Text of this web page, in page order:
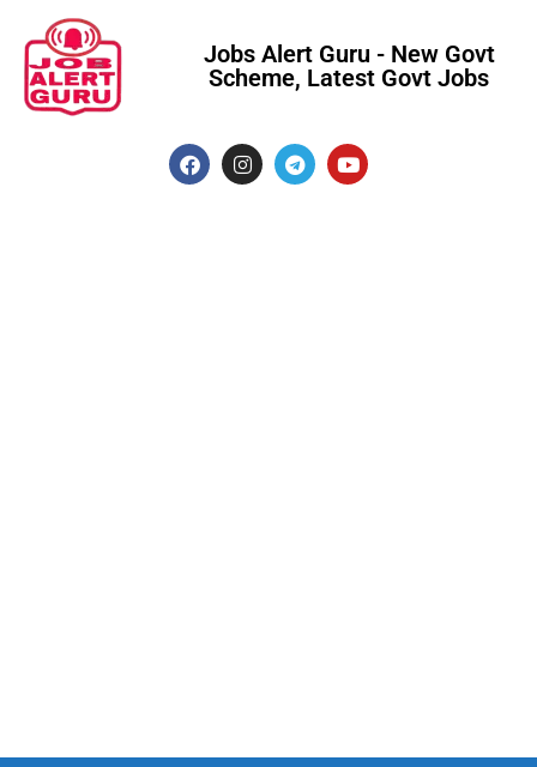
Jobs Alert Guru - New Govt
Scheme, Latest Govt Jobs